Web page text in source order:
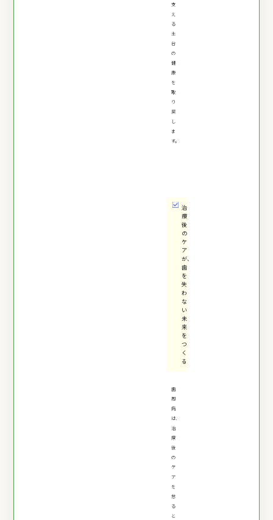
支
え
る
土
台
の
健
康
を
取
り
戻
し
ま
す。
治
療
後
の
ケ
ア
が、
歯
を
失
わ
な
い
未
来
を
つ
く
る
歯
周
病
は、
治
療
後
の
ケ
ア
を
怠
る
と